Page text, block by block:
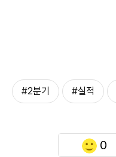
#2분기 #실적
0